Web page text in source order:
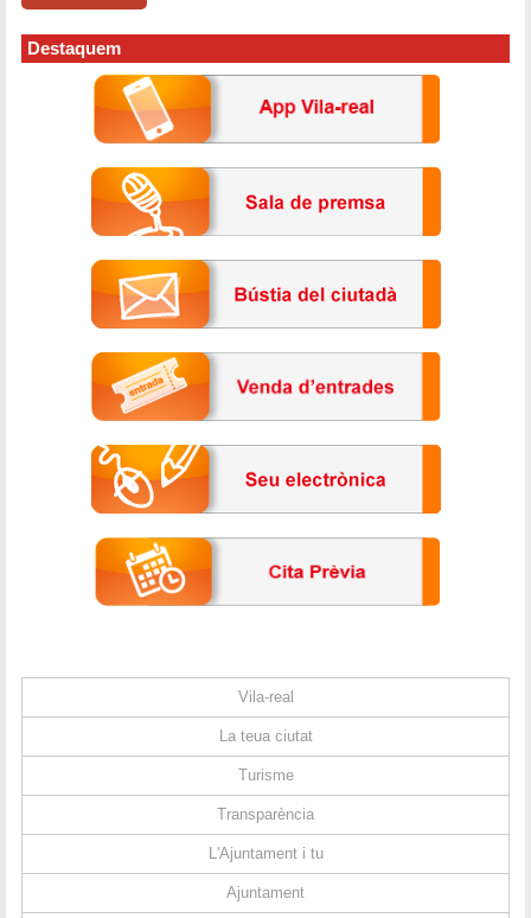
Destaquem
Vila-real
La teua ciutat
Turisme
Transparència
L'Ajuntament i tu
Ajuntament